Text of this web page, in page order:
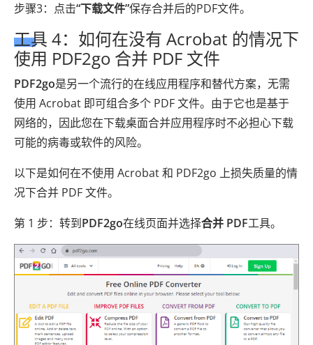
步骤3：点击“下载文件”保存合并后的PDF文件。
工具 4：如何在没有 Acrobat 的情况下
使用 PDF2go 合并 PDF 文件
PDF2go是另一个流行的在线应用程序和替代方案，无需
使用 Acrobat 即可组合多个 PDF 文件。由于它也是基于
网络的，因此您在下载桌面合并应用程序时不必担心下载
可能的病毒或软件的风险。
以下是如何在不使用 Acrobat 和 PDF2go 上损失质量的情
况下合并 PDF 文件。
第 1 步：转到PDF2go在线页面并选择合并 PDF工具。